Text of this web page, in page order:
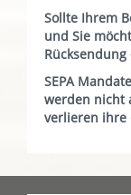
Sollte Ihrem
und Sie
SEPA
werden nicht
verlieren ihre